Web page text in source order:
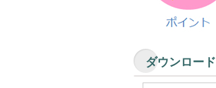
ダウンロード